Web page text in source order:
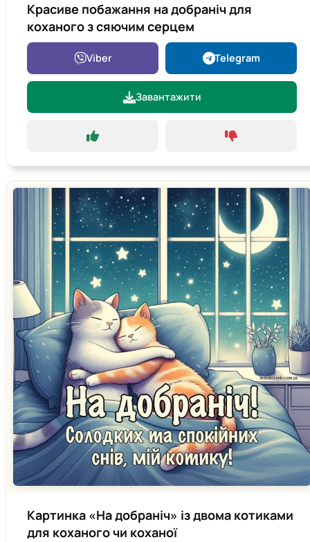
Красиве побажання на добраніч для
коханого з сяючим серцем
Viber Telegram
Завантажити
Картинка «На добраніч» із двома котиками
для коханого чи коханої